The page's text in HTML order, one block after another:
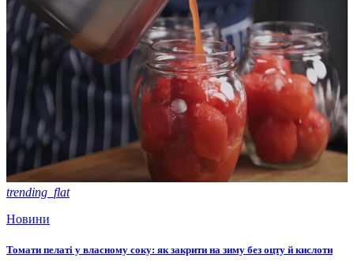
trending_flat
Новини
Томати пелаті у власному соку: як закрити на зиму без оцту й кислоти